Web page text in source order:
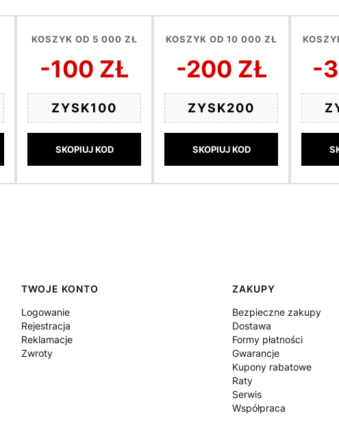
KOSZYK OD 5 000 ZŁ
-100 ZŁ
ZYSK100
SKOPIUJ KOD
KOSZYK OD 10 000 ZŁ
-200 ZŁ
ZYSK200
SKOPIUJ KOD
-
TWOJE KONTO
Logowanie
Rejestracja
Reklamacje
Zwroty
ZAKUPY
Bezpieczne zakupy
Dostawa
Formy płatności
Gwarancje
Kupony rabatowe
Raty
Serwis
Współpraca